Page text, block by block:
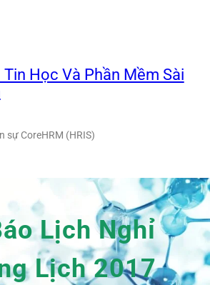
Tin Học Và Phần Mềm Sài
sự CoreHRM (HRIS)
Lịch Nghỉ
Lịch 2017